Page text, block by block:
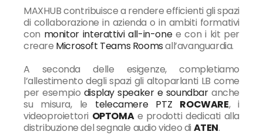
MAXHUB contribuisce a rendere efficienti gli spazi
di collaborazione in azienda o in ambiti formativi
con monitor interattivi all-in-onee con i kit per
creare Microsoft Teams Roomsall’avanguardia.
A seconda delle esigenze, completiamo
l’allestimento degli spazi gli altoparlanti LB come
per esempio display speaker e soundbaranche
su misura, le telecamere PTZ ROCWARE, i
videoproiettori OPTOMAe prodotti dedicati alla
distribuzione del segnale audio video di ATEN.